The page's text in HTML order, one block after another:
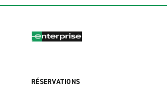
RÉSERVATIONS